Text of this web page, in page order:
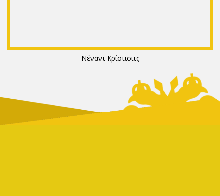
Νέναντ Κρίστισιτς